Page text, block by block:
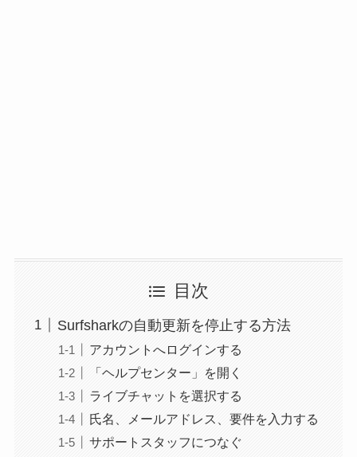
目次
Surfsharkの自動更新を停止する方法
アカウントへログインする
「ヘルプセンター」を開く
ライブチャットを選択する
氏名、メールアドレス、要件を入力する
サポートスタッフにつなぐ